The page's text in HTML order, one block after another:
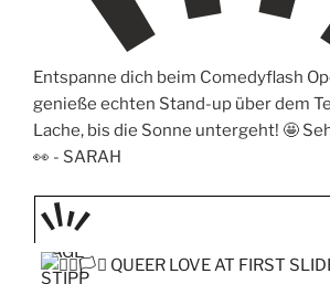
Entspanne dich beim Comedyflash
genieße echten Stand-up über dem
Lache, bis die Sonne untergeht! 🤩
👀 - SARAH
TAGE
STIPP